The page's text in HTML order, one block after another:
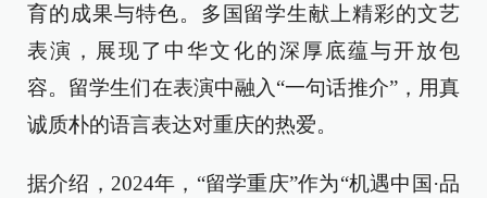
育的成果与特色。多国留学生献上精彩的文艺
表演，展现了中华文化的深厚底蕴与开放包
容。留学生们在表演中融入“一句话推介”，用真
诚质朴的语言表达对重庆的热爱。
据介绍，2024年，“留学重庆”作为“机遇中国·品